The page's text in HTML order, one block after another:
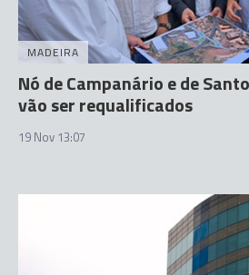
MADEIRA
Nó de Campanário e de
vão ser requalificados
19 Nov 13:07